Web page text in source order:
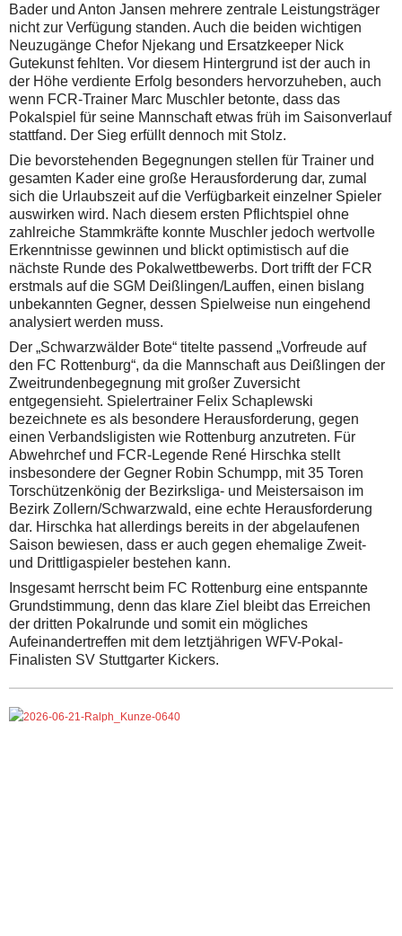
Bader und Anton Jansen mehrere zentrale Leistungsträger
nicht zur Verfügung standen. Auch die beiden wichtigen
Neuzugänge Chefor Njekang und Ersatzkeeper Nick
Gutekunst fehlten. Vor diesem Hintergrund ist der auch in
der Höhe verdiente Erfolg besonders hervorzuheben, auch
wenn FCR-Trainer Marc Muschler betonte, dass das
Pokalspiel für seine Mannschaft etwas früh im Saisonverlauf
stattfand. Der Sieg erfüllt dennoch mit Stolz.
Die bevorstehenden Begegnungen stellen für Trainer und
gesamten Kader eine große Herausforderung dar, zumal
sich die Urlaubszeit auf die Verfügbarkeit einzelner Spieler
auswirken wird. Nach diesem ersten Pflichtspiel ohne
zahlreiche Stammkräfte konnte Muschler jedoch wertvolle
Erkenntnisse gewinnen und blickt optimistisch auf die
nächste Runde des Pokalwettbewerbs. Dort trifft der FCR
erstmals auf die SGM Deißlingen/Lauffen, einen bislang
unbekannten Gegner, dessen Spielweise nun eingehend
analysiert werden muss.
Der „Schwarzwälder Bote“ titelte passend „Vorfreude auf
den FC Rottenburg“, da die Mannschaft aus Deißlingen der
Zweitrundenbegegnung mit großer Zuversicht
entgegensieht. Spielertrainer Felix Schaplewski
bezeichnete es als besondere Herausforderung, gegen
einen Verbandsligisten wie Rottenburg anzutreten. Für
Abwehrchef und FCR-Legende René Hirschka stellt
insbesondere der Gegner Robin Schumpp, mit 35 Toren
Torschützenkönig der Bezirksliga- und Meistersaison im
Bezirk Zollern/Schwarzwald, eine echte Herausforderung
dar. Hirschka hat allerdings bereits in der abgelaufenen
Saison bewiesen, dass er auch gegen ehemalige Zweit-
und Drittligaspieler bestehen kann.
Insgesamt herrscht beim FC Rottenburg eine entspannte
Grundstimmung, denn das klare Ziel bleibt das Erreichen
der dritten Pokalrunde und somit ein mögliches
Aufeinandertreffen mit dem letztjährigen WFV-Pokal-
Finalisten SV Stuttgarter Kickers.